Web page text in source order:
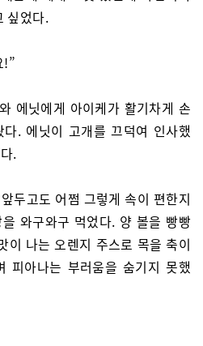
싶었다.
!”
에닛에게 아이케가 활기차게 손
. 에닛이 고개를 끄덕여 인사했
.
두고도 어쩜 그렇게 속이 편한지
와구와구 먹었다. 양 볼을 빵빵
이 나는 오렌지 주스로 목을 축이
피아나는 부러움을 숨기지 못했